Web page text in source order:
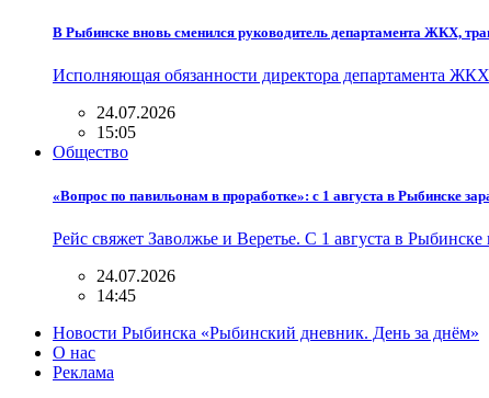
В Рыбинске вновь сменился руководитель департамента ЖКХ,
Исполняющая обязанности директора департамента
24.07.2026
15:05
Общество
«Вопрос по павильонам в проработке»: с 1 августа в Рыбинске
Рейс свяжет Заволжье и Веретье. С 1 августа в
24.07.2026
14:45
Новости Рыбинска «Рыбинский дневник. День за днём»
О нас
Реклама